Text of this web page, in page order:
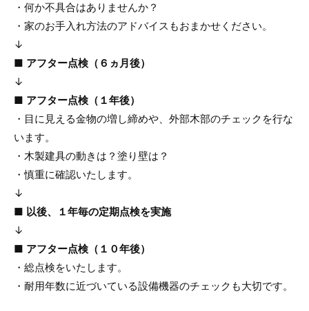
・何か不具合はありませんか？
・家のお手入れ方法のアドバイスもおまかせください。
↓
■ アフター点検（６ヵ月後）
↓
■ アフター点検（１年後）
・目に見える金物の増し締めや、外部木部のチェックを行な
います。
・木製建具の動きは？塗り壁は？
・慎重に確認いたします。
↓
■ 以後、１年毎の定期点検を実施
↓
■ アフター点検（１０年後）
・総点検をいたします。
・耐用年数に近づいている設備機器のチェックも大切です。